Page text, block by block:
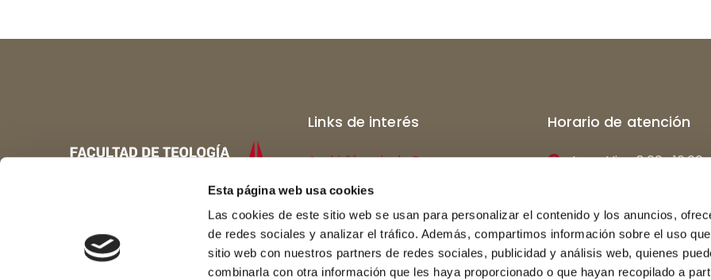
Esta página web usa cookies
Las cookies de este sitio web se usan para personalizar el contenido y los anuncios,
de redes sociales y analizar el tráfico. Además, compartimos información sobre el uso
sitio web con nuestros partners de redes sociales, publicidad y análisis web, quienes
combinarla con otra información que les haya proporcionado o que hayan recopilado a
Links de interés
Archidiócesis de Burgos
Catedral de Burgos
Colegio Mayor San Jerónimo
Museo del retablo
Horario de atención
Lun - Vier: 8:00- 16:00
947 26 70 00